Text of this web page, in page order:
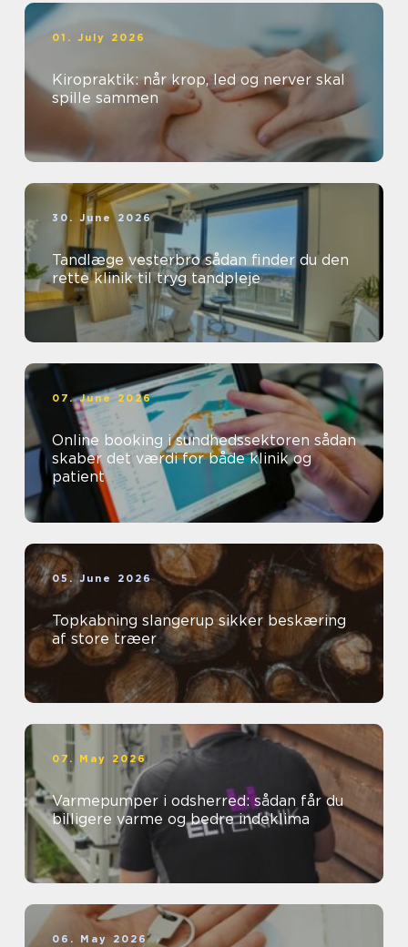
01. July 2026
Kiropraktik: når krop, led og nerver skal
spille sammen
30. June 2026
Tandlæge vesterbro sådan finder du den
rette klinik til tryg tandpleje
07. June 2026
Online booking i sundhedssektoren sådan
skaber det værdi for både klinik og
patient
05. June 2026
Topkabning slangerup sikker beskæring
af store træer
07. May 2026
Varmepumper i odsherred: sådan får du
billigere varme og bedre indeklima
06. May 2026